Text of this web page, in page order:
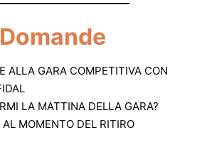
Domande
ALLA GARA COMPETITIVA CON
LA MATTINA DELLA GARA?
MOMENTO DEL RITIRO